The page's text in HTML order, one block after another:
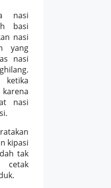
nasi
basi
nasi
yang
nasi
ketika
nasi
kipasi
tak
cetak